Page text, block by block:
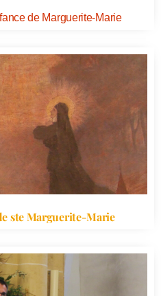
de Marguerite-Marie
ste Marguerite-Marie